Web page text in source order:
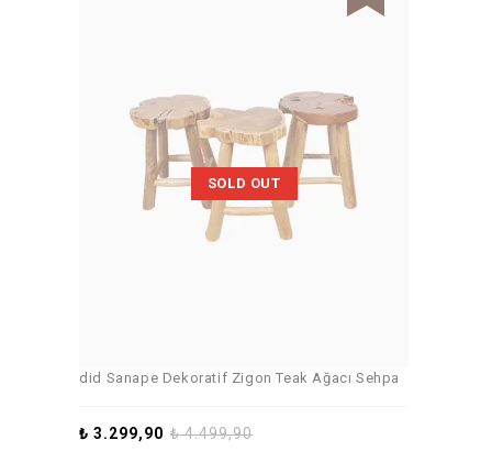
SOLD OUT
did Sanape Dekoratif Zigon Teak Ağacı Sehpa
₺4.499,90
₺ 3.299,90